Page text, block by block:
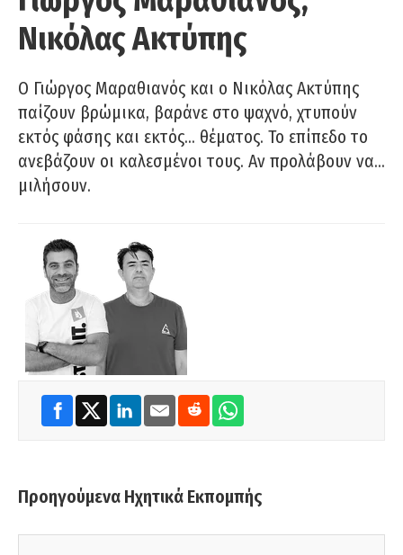
Νικόλας Ακτύπης
Ο Γιώργος Μαραθιανός και ο Νικόλας Ακτύπης
παίζουν βρώμικα, βαράνε στο ψαχνό, χτυπούν
εκτός φάσης και εκτός… θέματος. Το επίπεδο το
ανεβάζουν οι καλεσμένοι τους. Αν προλάβουν να…
μιλήσουν.
Προηγούμενα Ηχητικά Εκπομπής